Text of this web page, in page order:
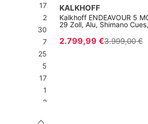
17
2
30
7
25
5
17
1
2
KALKHOFF
Kalkhoff ENDEAVOUR 5
29 Zoll, Alu, Shimano
2.799,99 €3.999,00 €